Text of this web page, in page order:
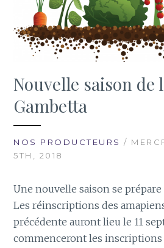
Nouvelle saison de
Gambetta
NOS PRODUCTEURS /
5TH, 2018
Une nouvelle saison se prépare
Les réinscriptions des
précédente auront lieu le 11
commenceront les inscriptions